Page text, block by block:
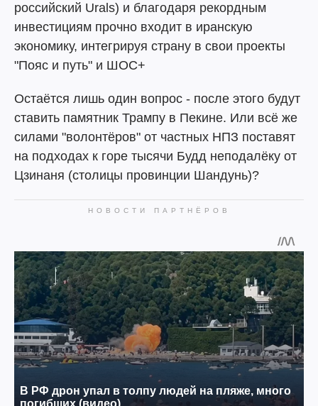
российский Urals) и благодаря рекордным
инвестициям прочно входит в иранскую
экономику, интегрируя страну в свои проекты
"Пояс и путь" и ШОС+
Остаётся лишь один вопрос - после этого будут
ставить памятник Трампу в Пекине. Или всё же
силами "волонтёров" от частных НПЗ поставят
на подходах к горе тысячи Будд неподалёку от
Цзинаня (столицы провинции Шандунь)?